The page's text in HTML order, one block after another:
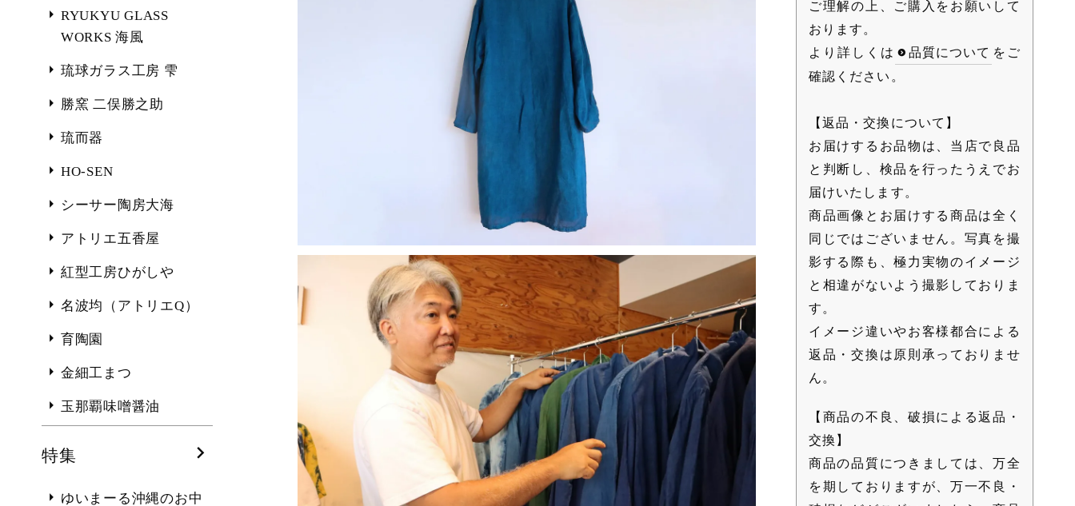
RYUKYU GLASS
WORKS 海風
琉球ガラス工房 雫
勝窯 二俣勝之助
琉而器
HO-SEN
シーサー陶房大海
アトリエ五香屋
紅型工房ひがしや
名波均（アトリエQ）
育陶園
金細工まつ
玉那覇味噌醤油
特集
ゆいまーる沖縄のお中
ご理解の上、ご購入をお願いして
おります。
より詳しくは
品質について をご
確認ください。
【返品・交換について】
お届けするお品物は、当店で良品
と判断し、検品を行ったうえでお
届けいたします。
商品画像とお届けする商品は全く
同じではございません。写真を撮
影する際も、極力実物のイメージ
と相違がないよう撮影しておりま
す。
イメージ違いやお客様都合による
返品・交換は原則承っておりませ
ん。
【商品の不良、破損による返品・
交換】
商品の品質につきましては、万全
を期しておりますが、万一不良・